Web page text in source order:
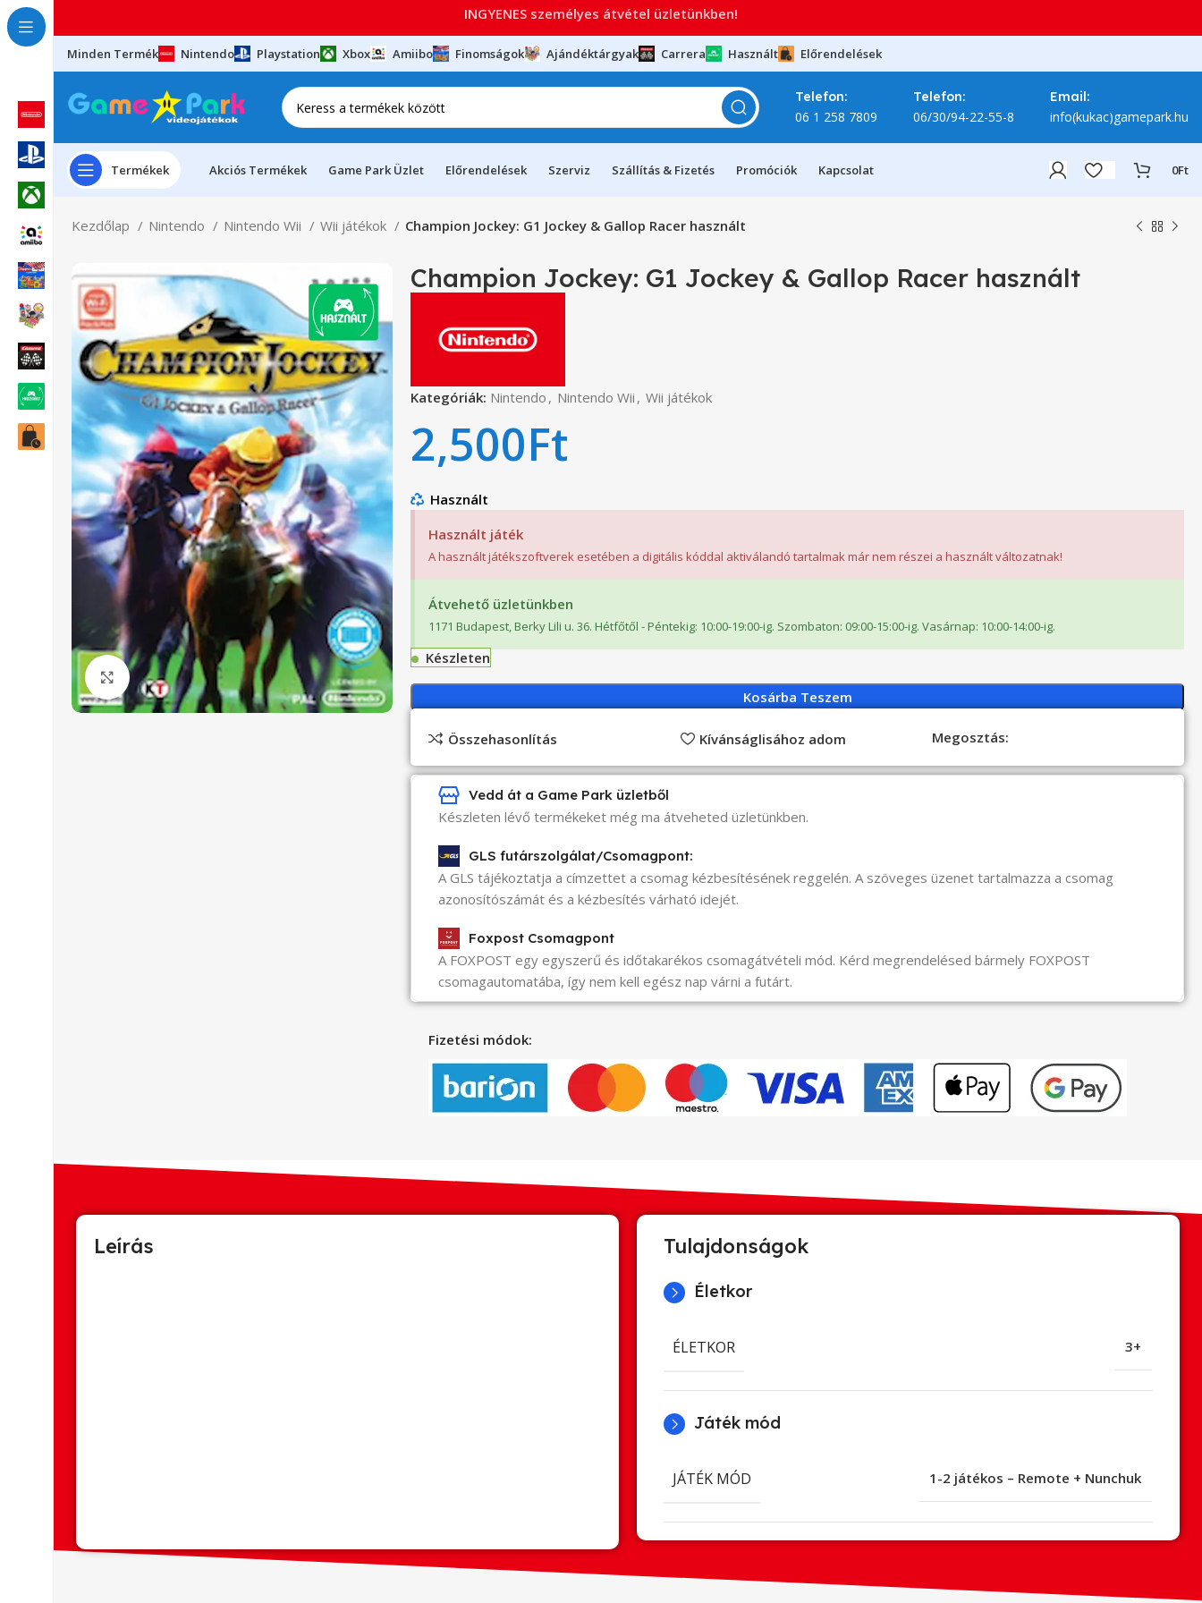
Minden Termék Nintendo Playstation Xbox Amiibo Finomságok Ajándéktárgyak Carrera Használt Előrendelések
Telefon:
06 1 258 7809
Telefon:
06/30/94-22-55-8
Email:
info(kukac)gamepark.hu
Termékek Akciós Termékek Game Park Üzlet Előrendelések Szerviz Szállítás & Fizetés Promóciók Kapcsolat 0Ft
Kezdőlap Nintendo Nintendo Wii Wii játékok Champion Jockey: G1 Jockey & Gallop Racer használt
Click to enlarge
Champion Jockey: G1 Jockey & Gallop Racer használt
Kategóriák: Nintendo , Nintendo Wii , Wii játékok
2,500Ft
Használt
Használt játék
A használt játékszoftverek esetében a digitális kóddal aktiválandó tartalmak már nem részei a használt változatnak!
Átvehető üzletünkben
1171 Budapest, Berky Lili u. 36. Hétfőtől - Péntekig: 10:00-19:00-ig. Szombaton: 09:00-15:00-ig. Vasárnap: 10:00-14:00-ig.
Készleten
Kosárba Teszem
Összehasonlítás Kívánságlisához adom Megosztás:
Vedd át a Game Park üzletből
Készleten lévő termékeket még ma átveheted üzletünkben.
GLS futárszolgálat/Csomagpont:
A GLS tájékoztatja a címzettet a csomag kézbesítésének reggelén. A szöveges üzenet tartalmazza a csomag
azonosítószámát és a kézbesítés várható idejét.
Foxpost Csomagpont
A FOXPOST egy egyszerű és időtakarékos csomagátvételi mód. Kérd megrendelésed bármely FOXPOST
csomagautomatába, így nem kell egész nap várni a futárt.
Fizetési módok:
Leírás Tulajdonságok
Életkor
ÉLETKOR 3+
Játék mód
JÁTÉK MÓD 1-2 játékos – Remote + Nunchuk
INGYENES személyes átvétel üzletünkben!